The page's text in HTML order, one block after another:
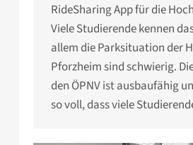
RideSharing App für die
Viele Studierende kennen
allem die Parksituation der
Pforzheim sind schwierig.
den ÖPNV ist ausbaufähig
so voll, dass viele